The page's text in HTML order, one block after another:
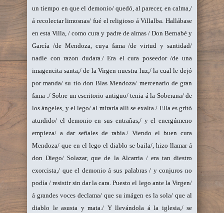
un tiempo en que el demonio/ quedó, al parecer, en calma,/
á recolectar limosnas/ fué el religioso á Villalba. Hallábase
en esta Villa, / como cura y padre de almas / Don Bernabé y
García /de Mendoza, cuya fama /de virtud y santidad/
nadie con razon dudara./ Era el cura poseedor /de una
imagencita santa,/ de la Virgen nuestra luz,/ la cual le dejó
por manda/ su tío don Blas Mendoza/ mercenario de gran
fama ./ Sobre un escritorio antiguo/ tenia á la Soberana/ de
los ángeles, y el lego/ al mirarla allí se exalta./ Ella es gritó
aturdido/ el demonio en sus entrañas,/ y el energúmeno
empieza/ a dar señales de rabia./ Viendo el buen cura
Mendoza/ que en el lego el diablo se baila/, hizo llamar á
don Diego/ Solazar, que de la Alcarria / era tan diestro
exorcista,/ que el demonio á sus palabras / y conjuros no
podía / resistir sin dar la cara. Puesto el lego ante la Virgen/
á grandes voces declama/ que su imágen es la sola/ que al
diablo le asusta y mata./ Y llevándola á la iglesia,/ se